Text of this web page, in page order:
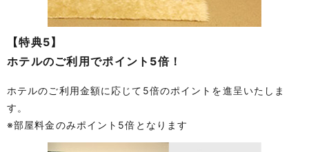
【特典5】
ホテルのご利用でポイント5倍！
ホテルのご利用金額に応じて5倍のポイントを進呈いたしま
す。
※部屋料金のみポイント5倍となります